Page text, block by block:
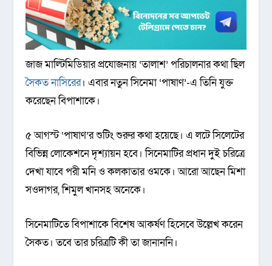
জাজ মাল্টিমিডিয়ার প্রযোজনায় ‌‘তালাশ’ পরিচালনার কথা ছিল
সৈকত নাসিরের। এবার নতুন সিনেমা ‌‘পাষাণ’-এ তিনি যুক্ত
করেছেন বিপাশাকে।
৫ আগস্ট ‘পাষাণ’র শুটিং শুরুর কথা হয়েছে। এ লটে সিলেটের
বিভিন্ন লোকেশনে দৃশ্যায়ন হবে। সিনেমাটির প্রধান দুই চরিত্রে
দেখা যাবে পরী মনি ও কলকাতার ওমকে। আরো আছেন মিশা
সওদাগর, শিমুল খানসহ অনেকে।
সিনেমাটিতে বিপাশাকে বিশেষ আকর্ষণ হিসেবে উল্লেখ করেন
সৈকত। তবে তার চরিত্রটি কী তা জানাননি।